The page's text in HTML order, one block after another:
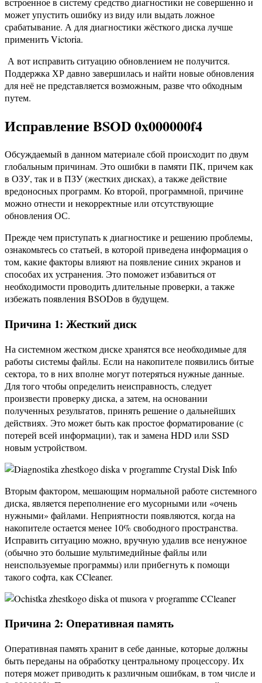
может упустить ошибку из виду или выдать ложное
срабатывание. А для диагностики жёсткого диска лучше
применить Victoria.
А вот исправить ситуацию обновлением не получится.
Поддержка ХР давно завершилась и найти новые обновления
для неё не представляется возможным, разве что обходным
путем.
Исправление BSOD 0x000000f4
Обсуждаемый в данном материале сбой происходит по двум
глобальным причинам. Это ошибки в памяти ПК, причем как
в ОЗУ, так и в ПЗУ (жестких дисках), а также действие
вредоносных программ. Ко второй, программной, причине
можно отнести и некорректные или отсутствующие
обновления ОС.
Прежде чем приступать к диагностике и решению проблемы,
ознакомьтесь со статьей, в которой приведена информация о
том, какие факторы влияют на появление синих экранов и
способах их устранения. Это поможет избавиться от
необходимости проводить длительные проверки, а также
избежать появления BSODов в будущем.
Причина 1: Жесткий диск
На системном жестком диске хранятся все необходимые для
работы системы файлы. Если на накопителе появились битые
сектора, то в них вполне могут потеряться нужные данные.
Для того чтобы определить неисправность, следует
произвести проверку диска, а затем, на основании
полученных результатов, принять решение о дальнейших
действиях. Это может быть как простое форматирование (с
потерей всей информации), так и замена HDD или SSD
новым устройством.
Вторым фактором, мешающим нормальной работе системного
диска, является переполнение его мусорными или «очень
нужными» файлами. Неприятности появляются, когда на
накопителе остается менее 10% свободного пространства.
Исправить ситуацию можно, вручную удалив все ненужное
(обычно это большие мультимедийные файлы или
неиспользуемые программы) или прибегнуть к помощи
такого софта, как CCleaner.
Причина 2: Оперативная память
Оперативная память хранит в себе данные, которые должны
быть переданы на обработку центральному процессору. Их
потеря может приводить к различным ошибкам, в том числе и